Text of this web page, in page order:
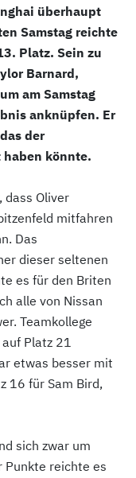
überhaupt
Samstag reichte
Platz. Sein zu
Barnard,
am Samstag
anknüpfen. Er
der
könnte.
dass Oliver
mitfahren
Das
dieser seltenen
es für den Briten
alle von Nissan
Teamkollege
Platz 21
etwas besser mit
16 für Sam Bird,
sich zwar um
Punkte reichte es